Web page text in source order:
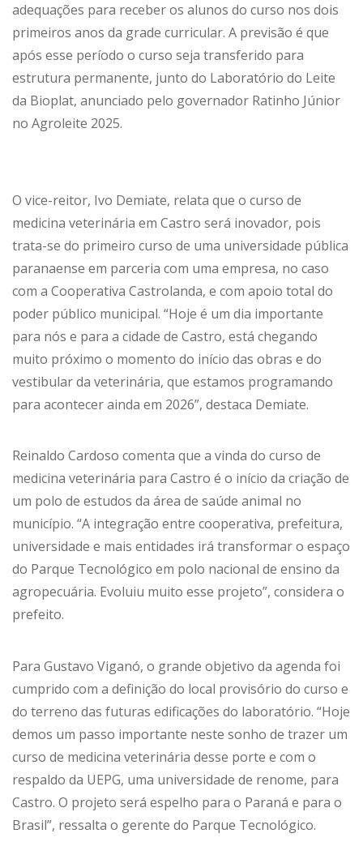
adequações para receber os alunos do curso nos dois
primeiros anos da grade curricular. A previsão é que
após esse período o curso seja transferido para
estrutura permanente, junto do Laboratório do Leite
da Bioplat, anunciado pelo governador Ratinho Júnior
no Agroleite 2025.
O vice-reitor, Ivo Demiate, relata que o curso de
medicina veterinária em Castro será inovador, pois
trata-se do primeiro curso de uma universidade pública
paranaense em parceria com uma empresa, no caso
com a Cooperativa Castrolanda, e com apoio total do
poder público municipal. “Hoje é um dia importante
para nós e para a cidade de Castro, está chegando
muito próximo o momento do início das obras e do
vestibular da veterinária, que estamos programando
para acontecer ainda em 2026”, destaca Demiate.
Reinaldo Cardoso comenta que a vinda do curso de
medicina veterinária para Castro é o início da criação de
um polo de estudos da área de saúde animal no
município. “A integração entre cooperativa, prefeitura,
universidade e mais entidades irá transformar o espaço
do Parque Tecnológico em polo nacional de ensino da
agropecuária. Evoluiu muito esse projeto”, considera o
prefeito.
Para Gustavo Viganó, o grande objetivo da agenda foi
cumprido com a definição do local provisório do curso e
do terreno das futuras edificações do laboratório. “Hoje
demos um passo importante neste sonho de trazer um
curso de medicina veterinária desse porte e com o
respaldo da UEPG, uma universidade de renome, para
Castro. O projeto será espelho para o Paraná e para o
Brasil”, ressalta o gerente do Parque Tecnológico.